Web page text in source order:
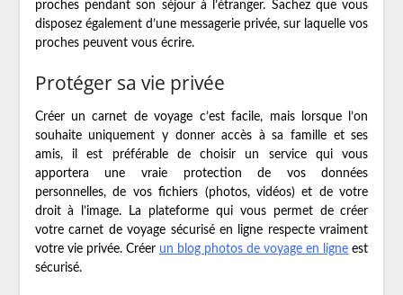
proches pendant son séjour à l’étranger. Sachez que vous
disposez également d’une messagerie privée, sur laquelle vos
proches peuvent vous écrire.
Protéger sa vie privée
Créer un carnet de voyage c’est facile, mais lorsque l’on
souhaite uniquement y donner accès à sa famille et ses
amis, il est préférable de choisir un service qui vous
apportera une vraie protection de vos données
personnelles, de vos fichiers (photos, vidéos) et de votre
droit à l’image. La plateforme qui vous permet de créer
votre carnet de voyage sécurisé en ligne respecte vraiment
votre vie privée. Créer un blog photos de voyage en ligne est
sécurisé.